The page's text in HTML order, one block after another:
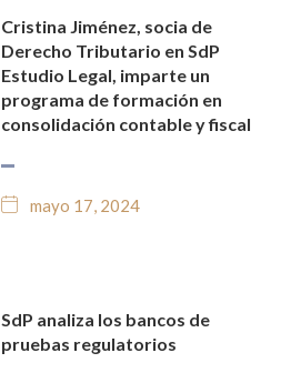
NOTICIAS Y BLOG JURÍDICO
Cristina Jiménez, socia de
Derecho Tributario en SdP
Estudio Legal, imparte un
programa de formación en
consolidación contable y fiscal
mayo 17, 2024
NOTICIAS Y BLOG JURÍDICO
SdP analiza los bancos de
pruebas regulatorios